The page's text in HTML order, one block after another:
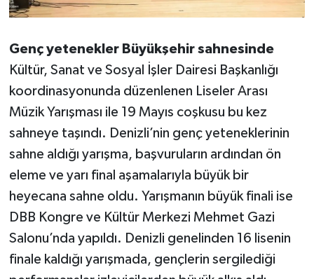
Genç yetenekler Büyükşehir sahnesinde
Kültür, Sanat ve Sosyal İşler Dairesi Başkanlığı
koordinasyonunda düzenlenen Liseler Arası
Müzik Yarışması ile 19 Mayıs coşkusu bu kez
sahneye taşındı. Denizli’nin genç yeteneklerinin
sahne aldığı yarışma, başvuruların ardından ön
eleme ve yarı final aşamalarıyla büyük bir
heyecana sahne oldu. Yarışmanın büyük finali ise
DBB Kongre ve Kültür Merkezi Mehmet Gazi
Salonu’nda yapıldı. Denizli genelinden 16 lisenin
finale kaldığı yarışmada, gençlerin sergilediği